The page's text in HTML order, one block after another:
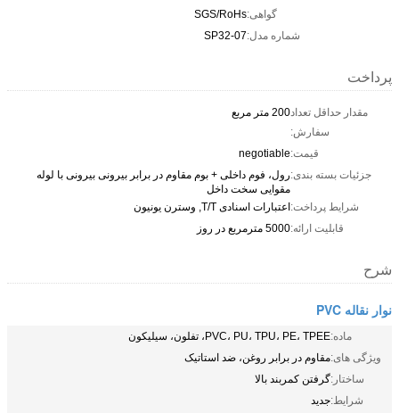
گواهی:SGS/RoHs
شماره مدل:SP32-07
پرداخت
مقدار حداقل تعداد
سفارش:
200 متر مربع
قیمت:negotiable
جزئیات بسته بندی:رول، فوم داخلی + بوم مقاوم در برابر بیرونی بیرونی با لوله
مقوایی سخت داخل
شرایط پرداخت:اعتبارات اسنادی T/T, وسترن یونیون
قابلیت ارائه:5000 مترمربع در روز
شرح
نوار نقاله PVC
ماده:PVC، PU، TPU، PE، TPEE، تفلون، سیلیکون
ویژگی های:مقاوم در برابر روغن، ضد استاتیک
ساختار:گرفتن کمربند بالا
شرایط:جدید